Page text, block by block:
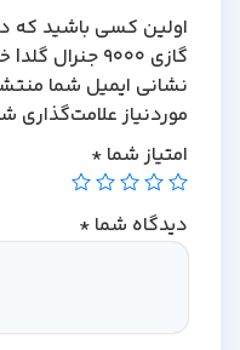
اولین کسی باشید که
گازی 9000 جنرال گلد| خرید اسپلیت جنرال گلد”
نشانی ایمیل شما منتشر
موردنیاز علامت‌گذاری
امتیاز شما*
دیدگاه شما *